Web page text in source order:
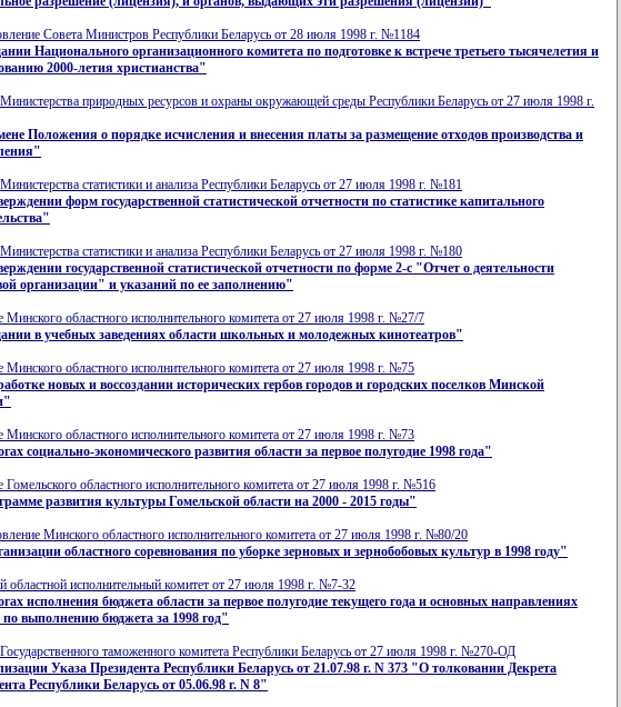
Совета Министров Республики Беларусь от 28 июля 1998 г. №1184
Национального организационного комитета по подготовке к встрече третьего тысячелетия и
2000-летия христианства"
природных ресурсов и охраны окружающей среды Республики Беларусь от 27 июля 1998 г.
Положения о порядке исчисления и внесения платы за размещение отходов производства и
статистики и анализа Республики Беларусь от 27 июля 1998 г. №181
форм государственной статистической отчетности по статистике капитального
статистики и анализа Республики Беларусь от 27 июля 1998 г. №180
государственной статистической отчетности по форме 2-с "Отчет о деятельности
организации" и указаний по ее заполнению"
Минского областного исполнительного комитета от 27 июля 1998 г. №27/7
в учебных заведениях области школьных и молодежных кинотеатров"
Минского областного исполнительного комитета от 27 июля 1998 г. №75
новых и воссоздании исторических гербов городов и городских поселков Минской
Минского областного исполнительного комитета от 27 июля 1998 г. №73
социально-экономического развития области за первое полугодие 1998 года"
Гомельского областного исполнительного комитета от 27 июля 1998 г. №516
развития культуры Гомельской области на 2000 - 2015 годы"
Минского областного исполнительного комитета от 27 июля 1998 г. №80/20
областного соревнования по уборке зерновых и зернобобовых культур в 1998 году"
областной исполнительный комитет от 27 июля 1998 г. №7-32
исполнения бюджета области за первое полугодие текущего года и основных направлениях
выполнению бюджета за 1998 год"
таможенного комитета Республики Беларусь от 27 июля 1998 г. №270-ОД
Указа Президента Республики Беларусь от 21.07.98 г. N 373 "О толковании Декрета
Республики Беларусь от 05.06.98 г. N 8"